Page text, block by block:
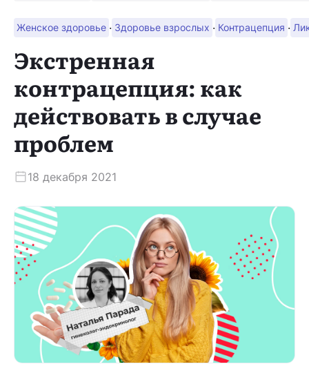
Женское здоровье · Здоровье взрослых · Контрацепция ·
Экстренная
контрацепция: как
действовать в случае
проблем
18 декабря 2021